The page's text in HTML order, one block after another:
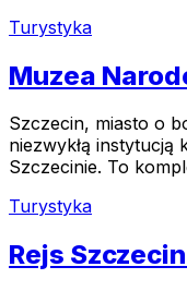
Turystyka
Muzea
Szczecin, miasto o
niezwykłą
Szczecinie. To
Turystyka
Rejs